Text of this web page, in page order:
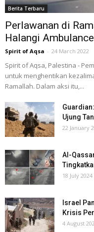
Berita Terbaru
Perlawanan di
Halangi
Spirit of Aqsa - 24 March 2022
Spirit of Aqsa, Palestina -
untuk menghentikan
Ramallah. Dalam aksi itu,...
Ujung
22 January
Al-
18 July 2024
Israel
Krisis
4 August